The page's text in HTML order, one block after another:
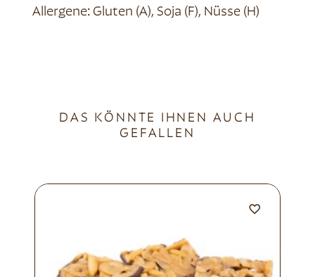
Allergene: Gluten (A), Soja (F), Nüsse (H)
DAS KÖNNTE IHNEN AUCH
GEFALLEN